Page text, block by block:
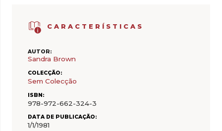
CARACTERÍSTICAS
AUTOR:
Sandra Brown
COLECÇÃO:
Sem Colecção
ISBN:
978-972-662-324-3
DATA DE PUBLICAÇÃO:
1/1/1981